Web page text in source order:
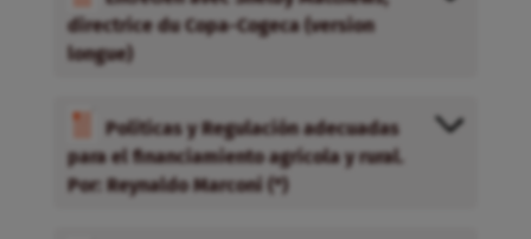
directrice du Copa-Cogeca (version
longue)
Políticas y Regulación adecuadas
para el financiamiento agrícola y rural.
Por: Reynaldo Marconi (*)